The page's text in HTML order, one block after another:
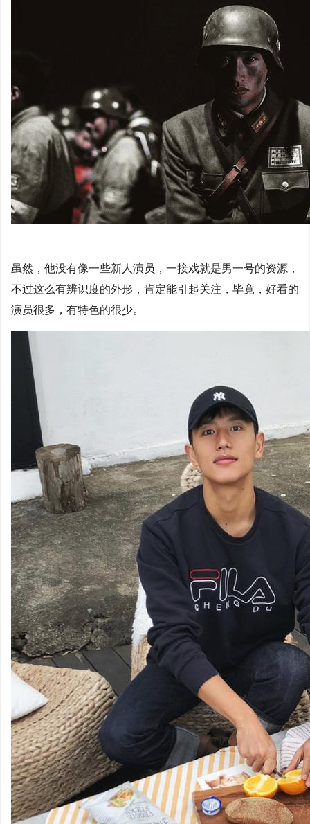
虽然，他没有像一些新人演员，一接戏就是男一号的资源，
不过这么有辨识度的外形，肯定能引起关注，毕竟，好看的
演员很多，有特色的很少。